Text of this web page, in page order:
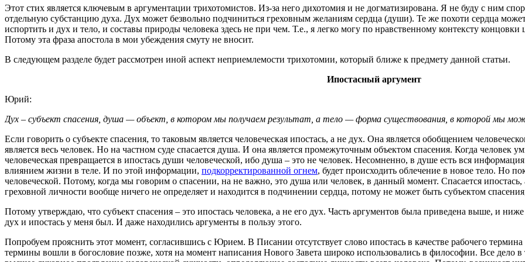
Этот стих является ключевым в аргументации трихотомистов. Из-за него дихотомия и не догматизирована. Я не буду с ним
отдельную субстанцию духа. Дух может безвольно подчиниться греховным желаниям сердца (души). Те же похоти сердца
испортить и дух и тело, и составы природы человека здесь не при чем. Т.е., я легко могу по нравственному контексту концовки
Потому эта фраза апостола в мои убеждения смуту не вносит.
В следующем разделе будет рассмотрен иной аспект неприемлемости трихотомии, который ближе к предмету данной статьи.
Ипостасный аргумент
Юрий:
Дух – субъект спасения, душа — объект, в котором мы получаем результат, а тело — форма существования, в которой мы
Если говорить о субъекте спасения, то таковым является человеческая ипостась, а не дух. Она является обобщением
является весь человек. Но на частном суде спасается душа. И она является промежуточным объектом спасения. Когда человек
человеческая превращается в ипостась души человеческой, ибо душа – это не человек. Несомненно, в душе есть вся
влиянием жизни в теле. И по этой информации, подкорректированной огнем, будет происходить облечение в новое тело. Но
человеческой. Потому, когда мы говорим о спасении, на не важно, это душа или человек, в данный момент. Спасается ипостась,
греховной личности вообще ничего не определяет и находится в подчинении сердца, потому не может быть субъектом
Потому утверждаю, что субъект спасения – это ипостась человека, а не его дух. Часть аргументов была приведена выше, и
дух и ипостась у меня был. И даже находились аргументы в пользу этого.
Попробуем прояснить этот момент, согласившись с Юрием. В Писании отсутствует слово ипостась в качестве рабочего
термины вошли в богословие позже, хотя на момент написания Нового Завета широко использовались в философии. Все дело в